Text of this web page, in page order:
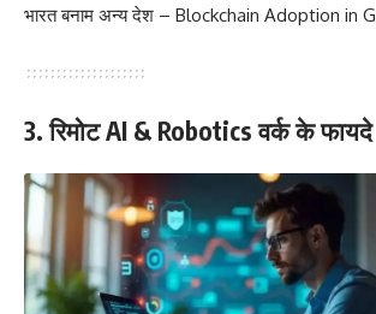
भारत बनाम अन्य देश – Blockchain Adoption in
3. रिमोट AI & Robotics वर्क के फायदे